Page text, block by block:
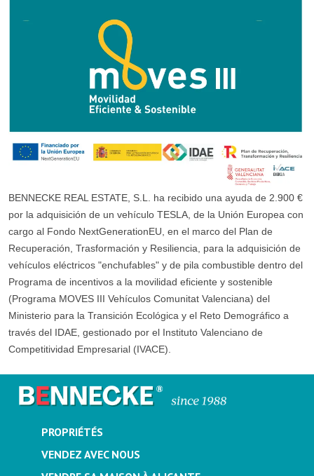
BENNECKE REAL ESTATE, S.L. ha recibido una ayuda de 2.900 €
por la adquisición de un vehículo TESLA, de la Unión Europea con
cargo al Fondo NextGenerationEU, en el marco del Plan de
Recuperación, Trasformación y Resiliencia, para la adquisición de
vehículos eléctricos "enchufables" y de pila combustible dentro del
Programa de incentivos a la movilidad eficiente y sostenible
(Programa MOVES III Vehículos Comunitat Valenciana) del
Ministerio para la Transición Ecológica y el Reto Demográfico a
través del IDAE, gestionado por el Instituto Valenciano de
Competitividad Empresarial (IVACE).
PROPRIÉTÉS
VENDEZ AVEC NOUS